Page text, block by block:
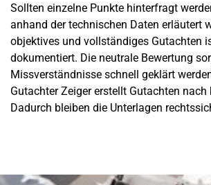
Sollten einzelne Punkte hinterfragt
anhand der technischen Daten erläutert
objektives und vollständiges Gutachten
dokumentiert. Die neutrale Bewertung
Missverständnisse schnell geklärt
Gutachter Zeiger erstellt Gutachten nach
Dadurch bleiben die Unterlagen